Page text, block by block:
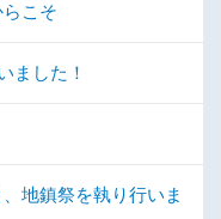
こそ
ました！
地鎮祭を執り行いま